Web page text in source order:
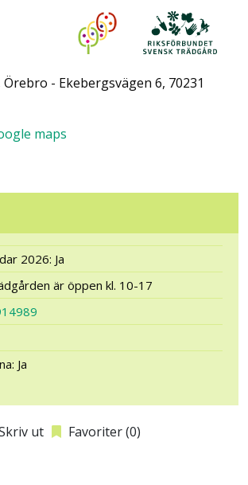
maps
2026: Ja
är öppen kl. 10-17
Ja
ut Favoriter (0)